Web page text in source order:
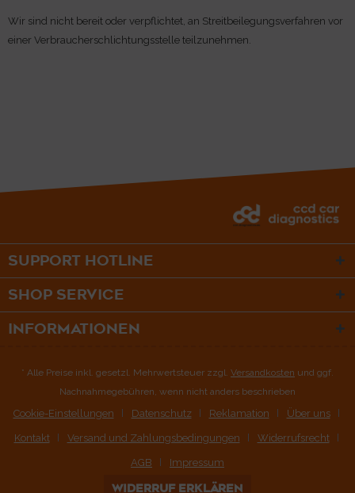
Wir sind nicht bereit oder verpflichtet, an Streitbeilegungsverfahren vor
einer Verbraucherschlichtungsstelle teilzunehmen.
SUPPORT HOTLINE
SHOP SERVICE
INFORMATIONEN
* Alle Preise inkl. gesetzl. Mehrwertsteuer zzgl. Versandkosten und ggf.
Nachnahmegebühren, wenn nicht anders beschrieben
Cookie-Einstellungen Datenschutz Reklamation Über uns
Kontakt Versand und Zahlungsbedingungen Widerrufsrecht
AGB Impressum
WIDERRUF ERKLÄREN